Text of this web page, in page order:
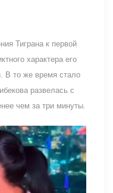
Тиграна к первой
характера его
В то же время стало
развелась с
чем за три минуты.